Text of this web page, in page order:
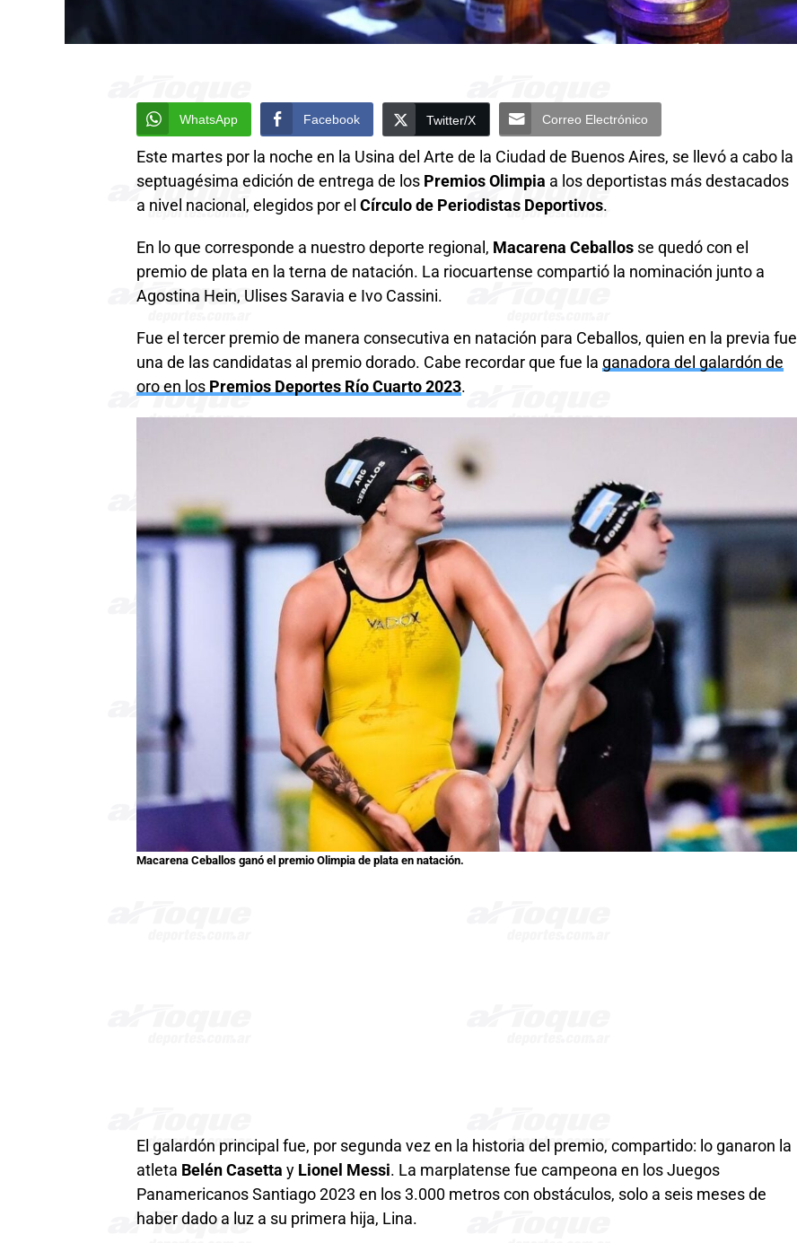
WhatsApp Facebook Twitter/X Correo Electrónico
Este martes por la noche en la Usina del Arte de la Ciudad de Buenos Aires, se llevó a cabo la
septuagésima edición de entrega de los Premios Olimpia a los deportistas más destacados
a nivel nacional, elegidos por el Círculo de Periodistas Deportivos.
En lo que corresponde a nuestro deporte regional, Macarena Ceballos se quedó con el
premio de plata en la terna de natación. La riocuartense compartió la nominación junto a
Agostina Hein, Ulises Saravia e Ivo Cassini.
Fue el tercer premio de manera consecutiva en natación para Ceballos, quien en la previa fue
una de las candidatas al premio dorado. Cabe recordar que fue la ganadora del galardón de
oro en los Premios Deportes Río Cuarto 2023.
Macarena Ceballos ganó el premio Olimpia de plata en natación.
El galardón principal fue, por segunda vez en la historia del premio, compartido: lo ganaron la
atleta Belén Casetta y Lionel Messi. La marplatense fue campeona en los Juegos
Panamericanos Santiago 2023 en los 3.000 metros con obstáculos, solo a seis meses de
haber dado a luz a su primera hija, Lina.